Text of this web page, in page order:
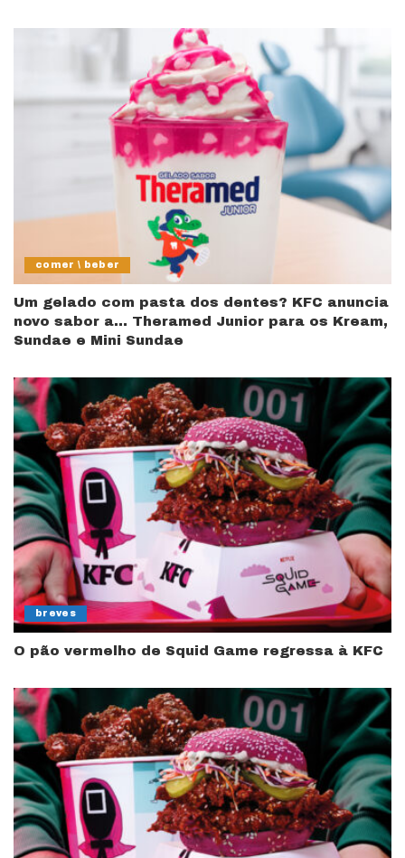
comer \ beber
Um gelado com pasta dos dentes? KFC anuncia
novo sabor a… Theramed Junior para os Kream,
Sundae e Mini Sundae
breves
O pão vermelho de Squid Game regressa à KFC